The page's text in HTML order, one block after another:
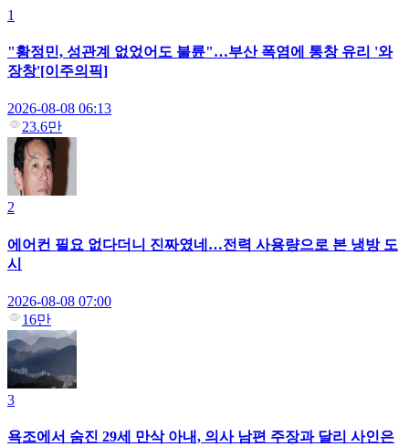
1
"황정민, 성관계 없었어도 불륜"…부산 폭염에 통창 유리 '와
장창'[이주의픽]
2026-08-08 06:13
23.6만
2
에어컨 필요 없다더니 진짜였네…전력 사용량으로 본 냉방 도
시
2026-08-08 07:00
16만
3
욕조에서 숨진 29세 만삭 아내, 의사 남편 주장과 달리 사인은